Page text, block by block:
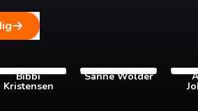
Bibbi
Kristensen
Sanne Wolder